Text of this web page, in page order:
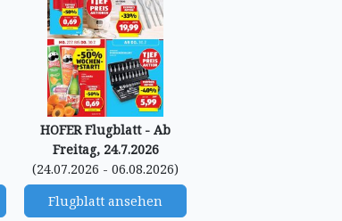
HOFER Flugblatt - Ab
Freitag, 24.7.2026
(24.07.2026 - 06.08.2026)
Flugblatt ansehen